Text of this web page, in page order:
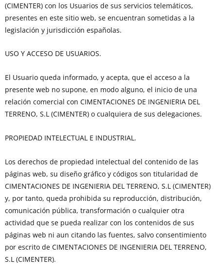
(CIMENTER) con los Usuarios de sus servicios telemáticos,
presentes en este sitio web, se encuentran sometidas a la
legislación y jurisdicción españolas.
USO Y ACCESO DE USUARIOS.
El Usuario queda informado, y acepta, que el acceso a la
presente web no supone, en modo alguno, el inicio de una
relación comercial con CIMENTACIONES DE INGENIERIA DEL
TERRENO, S.L (CIMENTER) o cualquiera de sus delegaciones.
PROPIEDAD INTELECTUAL E INDUSTRIAL.
Los derechos de propiedad intelectual del contenido de las
páginas web, su diseño gráfico y códigos son titularidad de
CIMENTACIONES DE INGENIERIA DEL TERRENO, S.L (CIMENTER)
y, por tanto, queda prohibida su reproducción, distribución,
comunicación pública, transformación o cualquier otra
actividad que se pueda realizar con los contenidos de sus
páginas web ni aun citando las fuentes, salvo consentimiento
por escrito de CIMENTACIONES DE INGENIERIA DEL TERRENO,
S.L (CIMENTER).